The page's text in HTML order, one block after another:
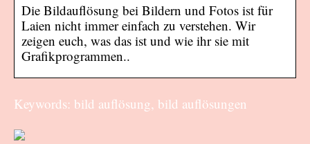
Die Bildauflösung bei Bildern und Fotos ist für
Laien nicht immer einfach zu verstehen. Wir
zeigen euch, was das ist und wie ihr sie mit
Grafikprogrammen..
Keywords: bild auflösung, bild auflösungen